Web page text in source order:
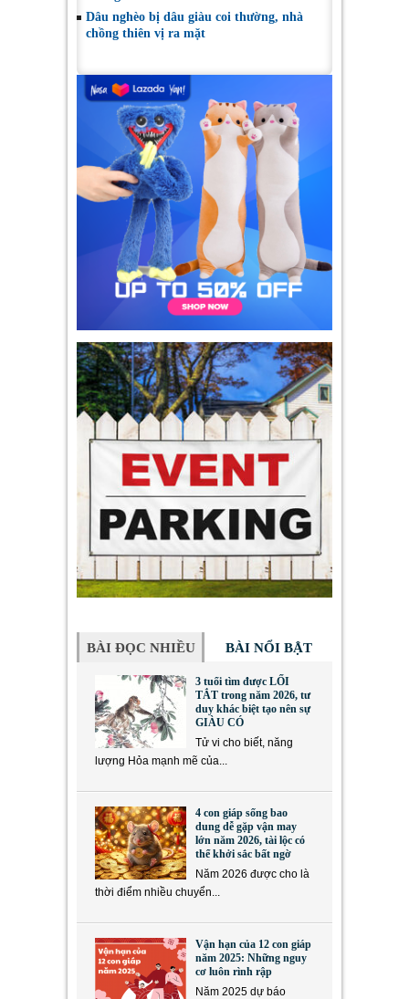
Dâu nghèo bị dâu giàu coi thường, nhà
chồng thiên vị ra mặt
BÀI ĐỌC NHIỀU BÀI NỔI BẬT
3 tuổi tìm được LỐI
TẮT trong năm 2026, tư
duy khác biệt tạo nên sự
GIÀU CÓ
Tử vi cho biết, năng
lượng Hỏa mạnh mẽ của...
4 con giáp sống bao
dung dễ gặp vận may
lớn năm 2026, tài lộc có
thể khởi sắc bất ngờ
Năm 2026 được cho là
thời điểm nhiều chuyển...
Vận hạn của 12 con giáp
năm 2025: Những nguy
cơ luôn rình rập
Năm 2025 dự báo